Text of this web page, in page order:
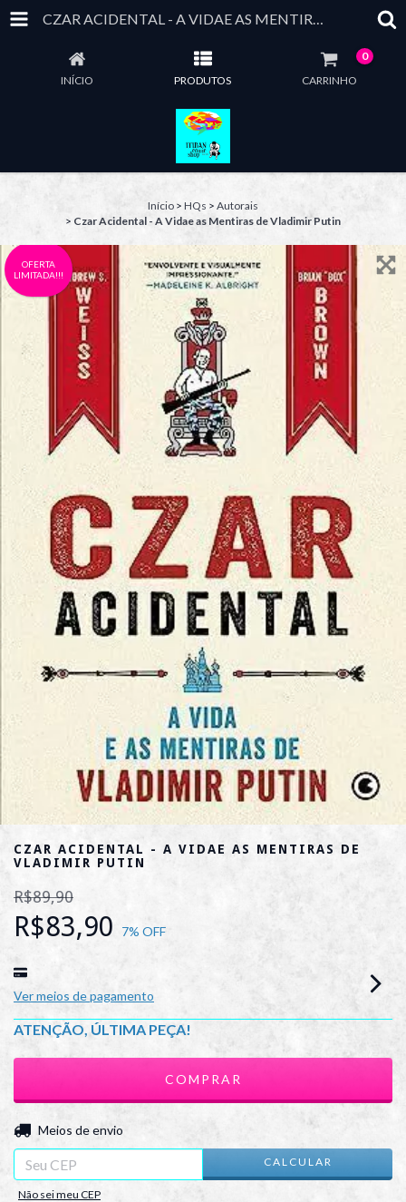
CZAR ACIDENTAL - A VIDAE AS MENTIRAS DE VLADIMIR PUTIN
INÍCIO PRODUTOS CARRINHO
0
Início > HQs > Autorais
> Czar Acidental - A Vidae as Mentiras de Vladimir Putin
OFERTA
LIMITADA!!!
CZAR ACIDENTAL - A VIDAE AS MENTIRAS DE
VLADIMIR PUTIN
R$89,90
R$83,90 7% OFF
Ver meios de pagamento
ATENÇÃO, ÚLTIMA PEÇA!
Entregas para o CEP: ALTERAR CEP
Meios de envio
CALCULAR
Não sei meu CEP